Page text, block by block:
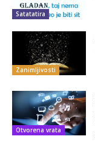
Satatatira
Zanimljivosti
Otvorena vrata